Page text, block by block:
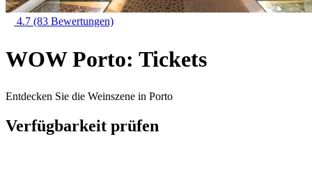
4.7 (83 Bewertungen)
WOW Porto: Tickets
Entdecken Sie die Weinszene in Porto
Verfügbarkeit prüfen